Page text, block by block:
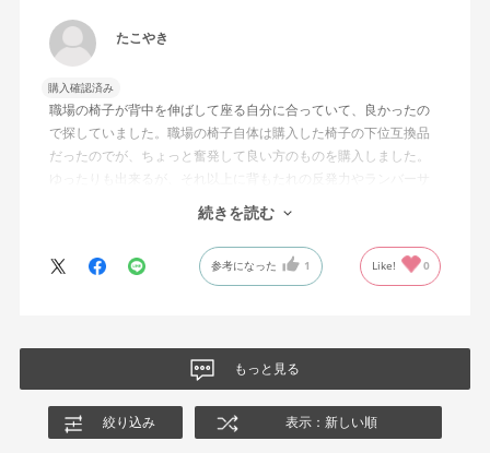
たこやき
購入確認済み
職場の椅子が背中を伸ばして座る自分に合っていて、良かったの
で探していました。職場の椅子自体は購入した椅子の下位互換品
だったのでが、ちょっと奮発して良い方のものを購入しました。
ゆったりも出来るが、それ以上に背もたれの反発力やランバーサ
ポートを突き出したり出来るので、モニターに向かわす方にも力
が入っていて仕事をするにはすごく良い椅子でした。
続きを読む
参考になった 1 Like! 0
もっと見る
絞り込み 表示：新しい順